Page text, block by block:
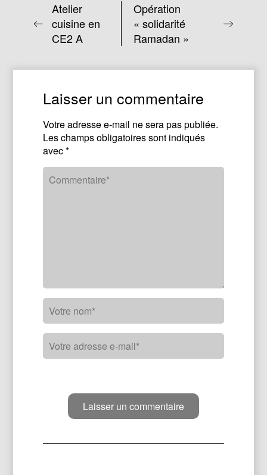
Atelier
cuisine en
CE2 A
Opération
« solidarité
Ramadan »
Laisser un commentaire
Votre adresse e-mail ne sera pas publiée.
Les champs obligatoires sont indiqués
avec*